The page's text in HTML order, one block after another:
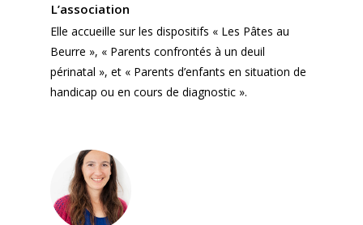
L’association
Elle accueille sur les dispositifs « Les Pâtes au
Beurre », « Parents confrontés à un deuil
périnatal », et « Parents d’enfants en situation de
handicap ou en cours de diagnostic ».